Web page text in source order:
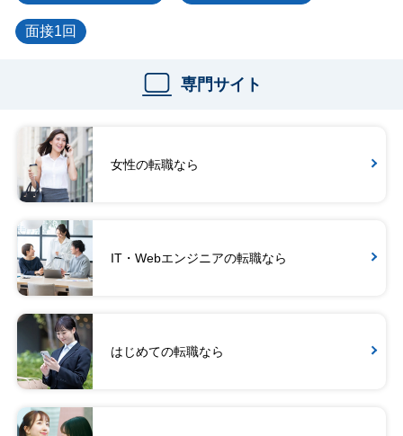
面接1回
専門サイト
女性の転職なら
IT・Webエンジニアの転職なら
はじめての転職なら